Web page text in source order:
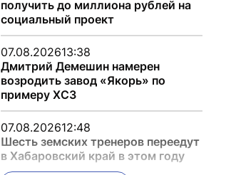
получить до миллиона рублей на
социальный проект
07.08.202613:38
Дмитрий Демешин намерен
возродить завод «Якорь» по
примеру ХСЗ
07.08.202612:48
Шесть земских тренеров переедут
в Хабаровский край в этом году